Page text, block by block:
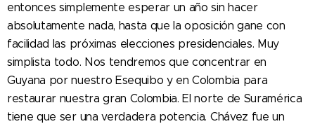
entonces simplemente esperar un año sin hacer
absolutamente nada, hasta que la oposición gane con
facilidad las próximas elecciones presidenciales. Muy
simplista todo. Nos tendremos que concentrar en
Guyana por nuestro Esequibo y en Colombia para
restaurar nuestra gran Colombia. El norte de Suramérica
tiene que ser una verdadera potencia. Chávez fue un